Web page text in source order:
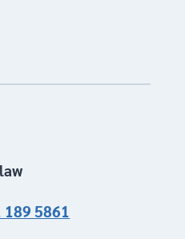
189 5861